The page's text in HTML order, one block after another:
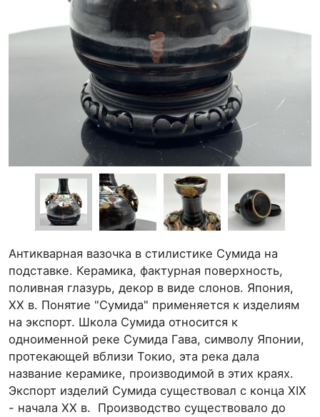
Антикварная вазочка в стилистике Сумида на
подставке. Керамика, фактурная поверхность,
поливная глазурь, декор в виде слонов. Япония,
ХХ в. Понятие "Сумида" применяется к изделиям
на экспорт. Школа Сумида относится к
одноименной реке Сумида Гава, символу Японии,
протекающей вблизи Токио, эта река дала
название керамике, производимой в этих краях.
Экспорт изделий Сумида существовал с конца XIX
- начала XX в. Производство существовало до